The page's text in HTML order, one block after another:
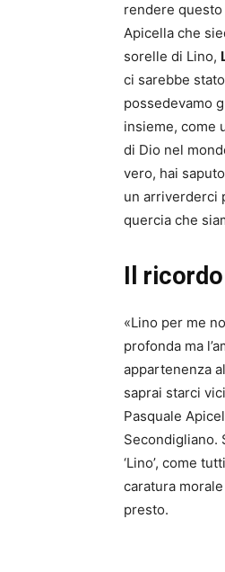
rendere
Apicella che
sorelle di Lino,
ci sarebbe
possedevamo
insieme, come
di Dio nel
vero, hai
un arriverderci
quercia che
Il
«Lino per me
profonda ma
appartenenza
saprai starci
Pasquale
Secondigliano.
‘Lino’, come
caratura
presto.